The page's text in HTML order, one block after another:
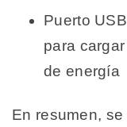
Puerto
para
de energía
En resumen,